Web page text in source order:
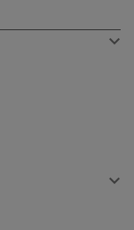

